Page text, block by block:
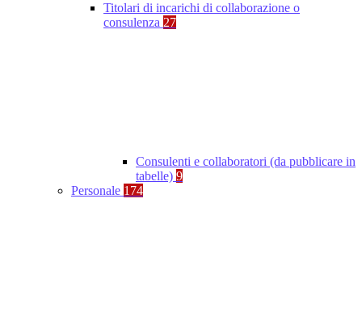
Titolari di incarichi di collaborazione o
consulenza 27
Consulenti e collaboratori (da pubblicare in
tabelle) 9
Personale 174